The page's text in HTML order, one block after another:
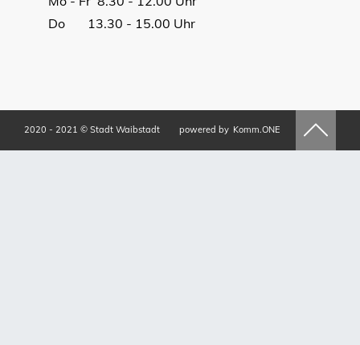
Do 13.30 - 15.00 Uhr
2020 - 2021 © Stadt Waibstadt powered by Komm.ONE